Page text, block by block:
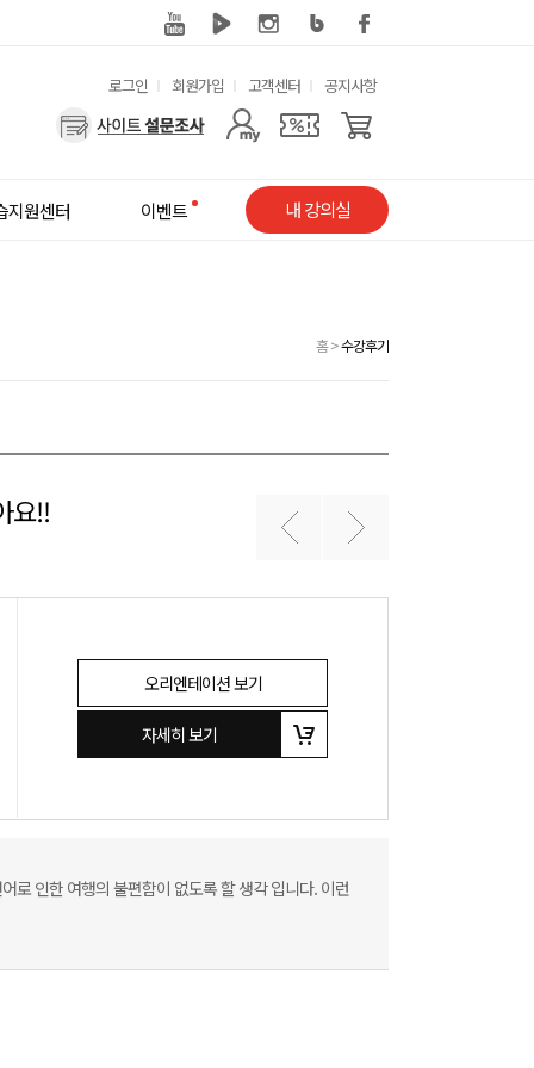
유
용
로그인 회원가입 고객센터 공지사항
사
메
지원센터 이벤트 내 강의실
홈>수강후기
요!!
오리엔테이션 보기
자세히 보기
로 인한 여행의 불편함이 없도록 할 생각 입니다. 이런